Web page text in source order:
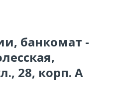
банкомат -
28, корп. А